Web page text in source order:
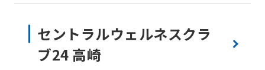
セントラルウェルネスクラ
ブ24 高崎